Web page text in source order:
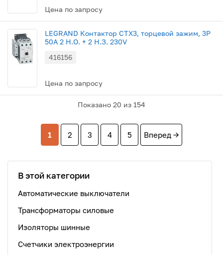
Цена по запросу
LEGRAND Контактор CTX3, торцевой зажим, 3P
50A 2 Н.О. + 2 Н.З. 230V
416156
Цена по запросу
Показано 20 из 154
1 2 3 4 5 Вперед →
В этой категории
Автоматические выключатели
Трансформаторы силовые
Изоляторы шинные
Счетчики электроэнергии